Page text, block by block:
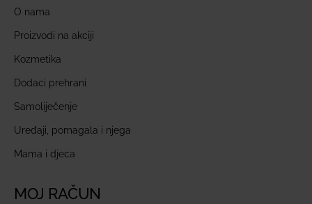
O nama
Proizvodi na akciji
Kozmetika
Dodaci prehrani
Samoliječenje
Uređaji, pomagala i njega
Mama i djeca
MOJ RAČUN